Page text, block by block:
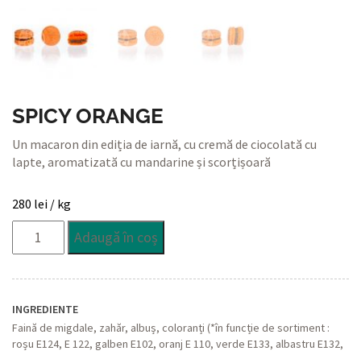
SPICY ORANGE
Un macaron din ediția de iarnă, cu cremă de ciocolată cu
lapte, aromatizată cu mandarine și scorțișoară
280 lei / kg
Spicy
Adaugă în coș
INGREDIENTE
Faină de migdale, zahăr, albuș, coloranți (*în funcție de sortiment :
roșu E124, E 122, galben E102, oranj E 110, verde E133, albastru E132,